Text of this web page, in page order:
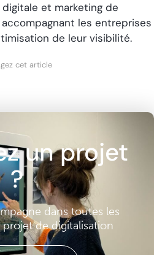
et marketing de
les entreprises
de leur visibilité.
cet article
un projet
?
dans toutes les
de digitalisation